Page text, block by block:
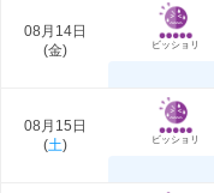
08月14日
(金) ビッショリ
08月15日
(土) ビッショリ